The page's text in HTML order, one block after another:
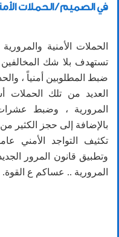
في الصميم / الحملات
الحملات الأمنية
تستهدف بلا شك المخالفين
ضبط المطلوبين أمنياً ،
العديد من تلك
المرورية ، وضبط
بالإضافة إلى حجز الكثير
تكثيف التواجد الأمني
وتطبيق قانون المرور
المرورية .. عساكم ع القوة.